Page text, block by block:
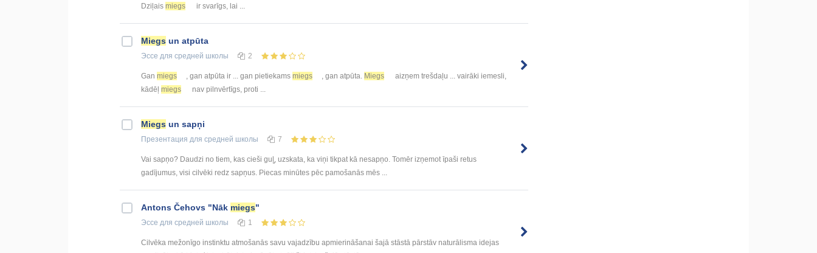
Dziļais miegs ir svarīgs, lai ...
Miegs un atpūta
Эссе для средней школы 2
Gan miegs , gan atpūta ir ... gan pietiekams miegs , gan atpūta. Miegs
aizņem trešdaļu ... vairāki iemesli,
kādēļ miegs nav pilnvērtīgs, proti ...
Miegs un sapņi
Презентация для средней школы 7
Vai sapņo? Daudzi no tiem, kas cieši guļ̧, uzskata, ka viņi tikpat kā nesapņo. Tomēr izņemot īpaši retus
gadījumus, visi cilvēki redz sapņus. Piecas minūtes pēc pamošanās mēs ...
Antons Čehovs "Nāk miegs"
Эссе для средней школы 1
Cilvēka mežonīgo instinktu atmošanās savu vajadzību apmierināšanai šajā stāstā pārstāv naturālisma idejas